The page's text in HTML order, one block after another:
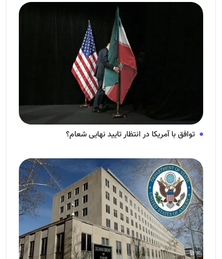
توافق با آمریکا در انتظار تایید نهایی شعام؟